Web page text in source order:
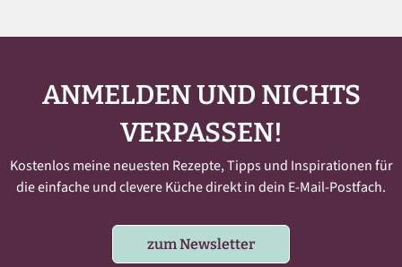
ANMELDEN UND NICHTS
VERPASSEN!
Kostenlos meine neuesten Rezepte, Tipps und Inspirationen für
die einfache und clevere Küche direkt in dein E-Mail-Postfach.
zum Newsletter